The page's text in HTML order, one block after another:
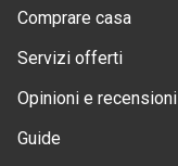
Comprare casa
Servizi offerti
Opinioni e recensioni
Guide